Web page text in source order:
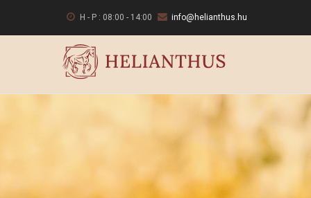
H - P : 08:00 - 14:00 info@helianthus.hu